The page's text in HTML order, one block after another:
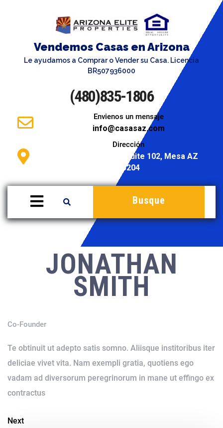
Vendemos Casas en Arizona
Le ayudamos a Comprar o Vender su Casa. Licencia
BR507936000
(480)835-1806
Envienos un mensaje
info@casasaz.com
Dirección
946 S. Stapley Dr. Suite 102, Mesa AZ
85204
Busque
JONATHAN
SMITH
Co-Founder
Te obtinuit ut adepto satis somno. Aliisque institoribus iter
deliciae vivet vita. Nam exempli gratia, quotiens ego
vadam ad diversorum peregrinorum in mane ut effingo ex
contractus
Next